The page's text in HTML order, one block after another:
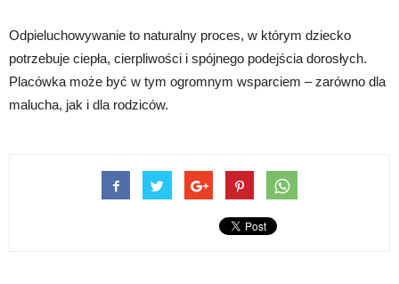
Odpieluchowywanie to naturalny proces, w którym dziecko
potrzebuje ciepła, cierpliwości i spójnego podejścia dorosłych.
Placówka może być w tym ogromnym wsparciem – zarówno dla
malucha, jak i dla rodziców.